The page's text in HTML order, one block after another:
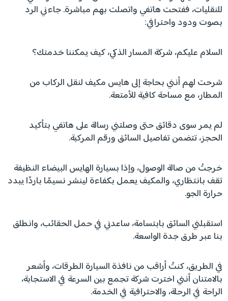
للنقليات، ففتحت هاتفي واتصلت بهم مباشرة. جاءني الرد
بصوت ودود واحترافي:
السلام عليكم، شركة المسار الذكي، كيف يمكننا خدمتك؟
شرحت لهم أنني بحاجة إلى هايس مكيف لنقل الركاب من
المطار، مع مساحة كافية للأمتعة.
لم يمر سوى دقائق حتى وصلتني رسالة على هاتفي بتأكيد
الحجز، تتضمن تفاصيل السائق ورقم المركبة.
خرجتُ من صالة الوصول، وإذا بسيارة الهايس البيضاء النظيفة
تقف بانتظاري، والمكيف يعمل بكفاءة لينشر نسيمًا باردًا يبدد
حرارة الجو.
استقبلني السائق بابتسامة، ساعدني في حمل الحقائب، وانطلق
بنا عبر طرق جدة الواسعة.
في الطريق، كنتُ أراقب من نافذة السيارة الطرقات، وأشعر
بالامتنان أنني اخترت شركة تجمع بين السرعة في الاستجابة،
الراحة في الرحلة، والاحترافية في الخدمة.